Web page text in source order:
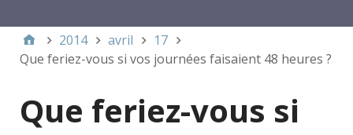
Menu 1
2014 avril
17
Que feriez-vous si vos journées faisaient 48 heures ?
Que feriez-vous si